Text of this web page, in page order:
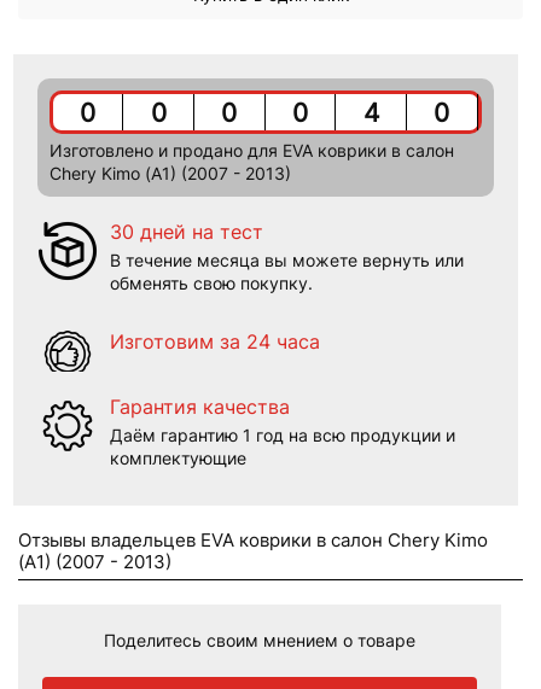
0 0 0 0 4 0
Изготовлено и продано для EVA коврики в салон
Chery Kimo (A1) (2007 - 2013)
30 дней на тест
В течение месяца вы можете вернуть или
обменять свою покупку.
Изготовим за 24 часа
Гарантия качества
Даём гарантию 1 год на всю продукции и
комплектующие
Отзывы владельцев EVA коврики в салон Chery Kimo
(A1) (2007 - 2013)
Поделитесь своим мнением о товаре